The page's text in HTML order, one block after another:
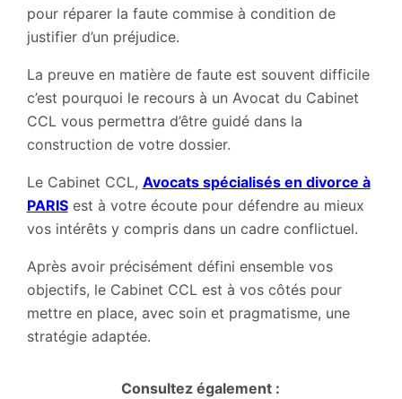
pour réparer la faute commise à condition de
justifier d’un préjudice.
La preuve en matière de faute est souvent difficile
c’est pourquoi le recours à un Avocat du Cabinet
CCL vous permettra d’être guidé dans la
construction de votre dossier.
Le Cabinet CCL, Avocats spécialisés en divorce à
PARISest à votre écoute pour défendre au mieux
vos intérêts y compris dans un cadre conflictuel.
Après avoir précisément défini ensemble vos
objectifs, le Cabinet CCL est à vos côtés pour
mettre en place, avec soin et pragmatisme, une
stratégie adaptée.
Consultez également :